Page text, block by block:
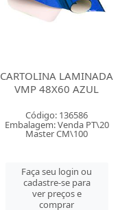
CARTOLINA LAMINADA
VMP 48X60 AZUL
Código: 136586
Embalagem: Venda PT\20
Master CM\100
Faça seu login ou
cadastre-se para
ver preços e
comprar